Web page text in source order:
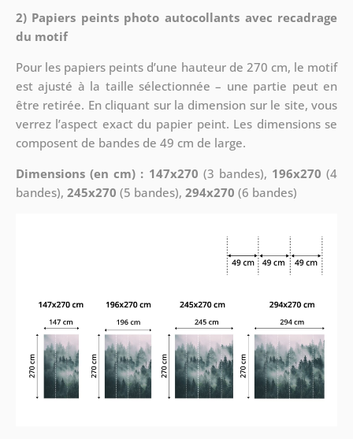
2) Papiers peints photo autocollants avec recadrage
du motif
Pour les papiers peints d’une hauteur de 270 cm, le motif
est ajusté à la taille sélectionnée – une partie peut en
être retirée. En cliquant sur la dimension sur le site, vous
verrez l’aspect exact du papier peint. Les dimensions se
composent de bandes de 49 cm de large.
Dimensions (en cm) : 147x270 (3 bandes), 196x270 (4
bandes), 245x270 (5 bandes), 294x270 (6 bandes)